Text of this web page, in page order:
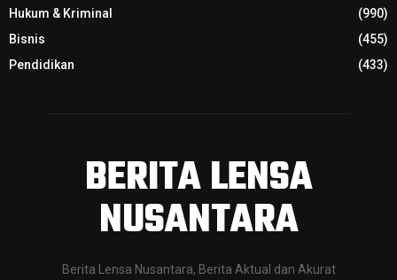
Hukum & Kriminal
(990)
Bisnis
(455)
Pendidikan
(433)
BERITA LENSA
NUSANTARA
Berita Lensa Nusantara, Berita Aktual dan Akurat